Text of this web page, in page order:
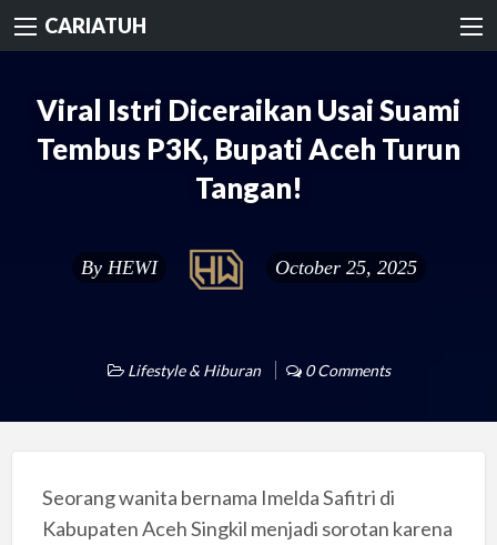
CARIATUH
Viral Istri Diceraikan Usai Suami
Tembus P3K, Bupati Aceh Turun
Tangan!
By HEWI October 25, 2025
Lifestyle & Hiburan 0 Comments
Seorang wanita bernama Imelda Safitri di
Kabupaten Aceh Singkil menjadi sorotan karena